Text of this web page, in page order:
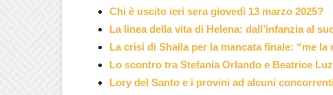
Chi è uscito ieri sera giovedì 13 marzo 2025?
La linea della vita di Helena: dall’infanzia al
La crisi di Shaila per la mancata finale: “me la
Lo scontro tra Stefania Orlando e Beatrice
Lory del Santo e i provini ad alcuni